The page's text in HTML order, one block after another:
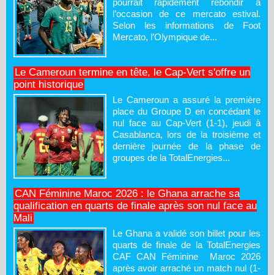
l’occasion de ce mercato estival.
Selon les informations de Foot
Mercato, l’Olympique de...
Le Cameroun termine en tête, le Cap-Vert s'offre un
point historique
Le Cameroun a assuré la première
place du Groupe D en concédant le
nul face au Cap-Vert (1-1), jeudi à
Casablanca, lors de la troisième et
dernière journée de la phase de
groupes de la TotalEnergies...
CAN Féminine Maroc 2026 : le Ghana arrache sa
qualification en quarts de finale après son nul face au
Mali
Le Ghana a validé son billet pour les
quarts de finale de la TotalEnergies
CAF CAN Féminine Maroc 2026
après avoir arraché un match nul (1-